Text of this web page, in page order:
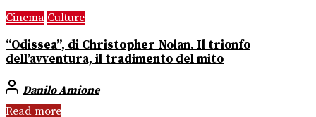
Cinema Culture
“Odissea”, di Christopher Nolan. Il trionfo
dell’avventura, il tradimento del mito
Danilo Amione
Read more